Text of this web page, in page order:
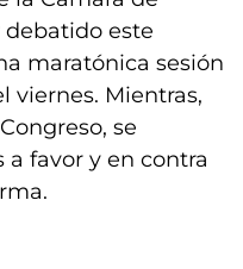
debatido este
maratónica sesión
viernes. Mientras,
se
favor y en contra